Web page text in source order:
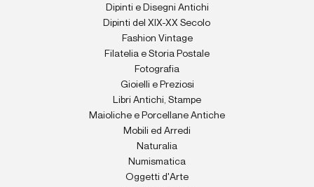
Dipinti e Disegni Antichi
Dipinti del XIX-XX Secolo
Fashion Vintage
Filatelia e Storia Postale
Fotografia
Gioielli e Preziosi
Libri Antichi, Stampe
Maioliche e Porcellane Antiche
Mobili ed Arredi
Naturalia
Numismatica
Oggetti d'Arte